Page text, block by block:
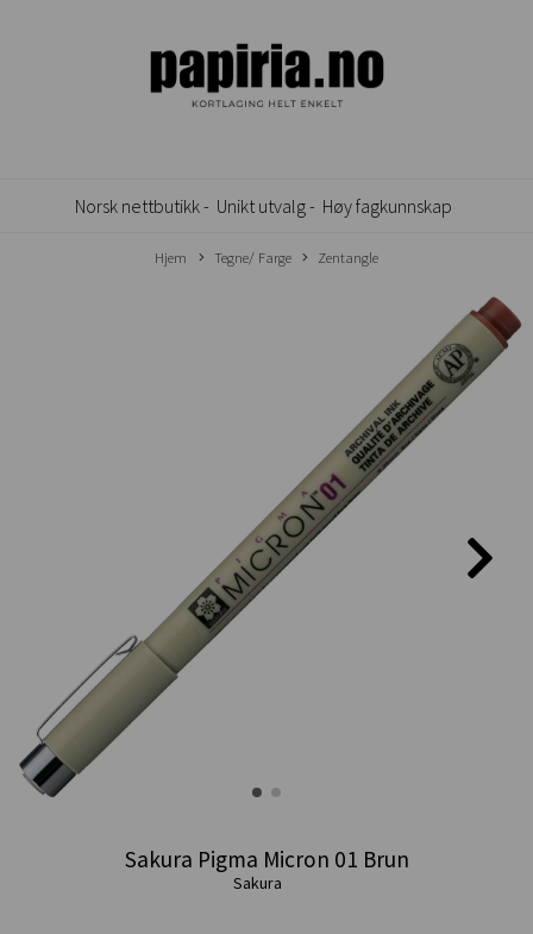
Norsk nettbutikk - Unikt utvalg - Høy fagkunnskap
Hjem Tegne/ Farge Zentangle
Sakura Pigma Micron 01 Brun
Sakura